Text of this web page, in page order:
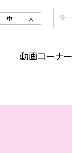
中 大
動画コーナー